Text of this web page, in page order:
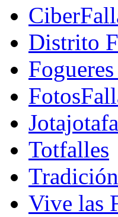
Distrito
Totfalles
Vive las